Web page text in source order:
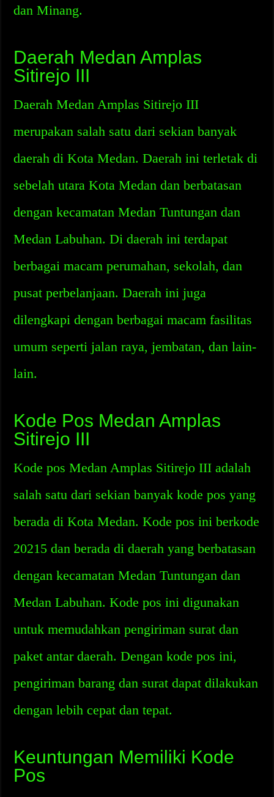
dan Minang.
Daerah Medan Amplas
Sitirejo III
Daerah Medan Amplas Sitirejo III
merupakan salah satu dari sekian banyak
daerah di Kota Medan. Daerah ini terletak di
sebelah utara Kota Medan dan berbatasan
dengan kecamatan Medan Tuntungan dan
Medan Labuhan. Di daerah ini terdapat
berbagai macam perumahan, sekolah, dan
pusat perbelanjaan. Daerah ini juga
dilengkapi dengan berbagai macam fasilitas
umum seperti jalan raya, jembatan, dan lain-
lain.
Kode Pos Medan Amplas
Sitirejo III
Kode pos Medan Amplas Sitirejo III adalah
salah satu dari sekian banyak kode pos yang
berada di Kota Medan. Kode pos ini berkode
20215 dan berada di daerah yang berbatasan
dengan kecamatan Medan Tuntungan dan
Medan Labuhan. Kode pos ini digunakan
untuk memudahkan pengiriman surat dan
paket antar daerah. Dengan kode pos ini,
pengiriman barang dan surat dapat dilakukan
dengan lebih cepat dan tepat.
Keuntungan Memiliki Kode
Pos